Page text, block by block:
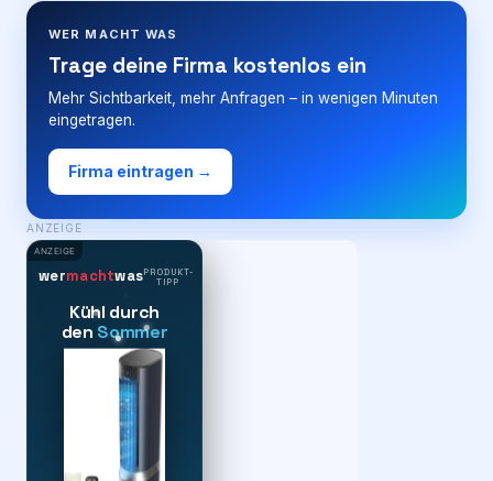
WER MACHT WAS
Trage deine Firma kostenlos ein
Mehr Sichtbarkeit, mehr Anfragen – in wenigen Minuten
eingetragen.
Firma eintragen →
ANZEIGE
ANZEIGE
wermachtwasPRODUKT-
TIPP
Kühl durch
den Sommer